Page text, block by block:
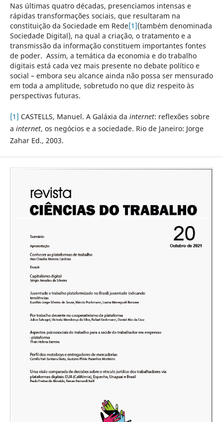
Nas últimas quatro décadas, presenciamos intensas e
rápidas transformações sociais, que resultaram na
constituição da Sociedade em Rede[1](também denominada
Sociedade Digital), na qual a criação, o tratamento e a
transmissão da informação constituem importantes fontes
de poder. Assim, a temática da economia e do trabalho
digitais está cada vez mais presente no debate político e
social – embora seu alcance ainda não possa ser mensurado
em toda a amplitude, sobretudo no que diz respeito às
perspectivas futuras.
[1] CASTELLS, Manuel. A Galáxia da internet: reflexões sobre
a internet, os negócios e a sociedade. Rio de Janeiro: Jorge
Zahar Ed., 2003.